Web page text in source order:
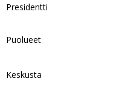
Presidentti
Puolueet
Keskusta